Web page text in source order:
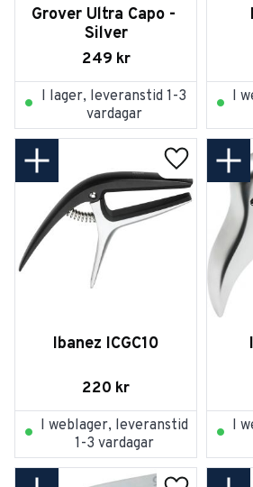
Grover Ultra Capo -
Silver
249 kr
I lager, leveranstid 1-3
vardagar
I
Ibanez ICGC10
220 kr
Lägg till i
I weblager, leveranstid
1-3 vardagar
I